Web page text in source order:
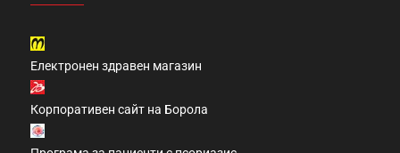
Електронен здравен магазин
Корпоративен сайт на Борола